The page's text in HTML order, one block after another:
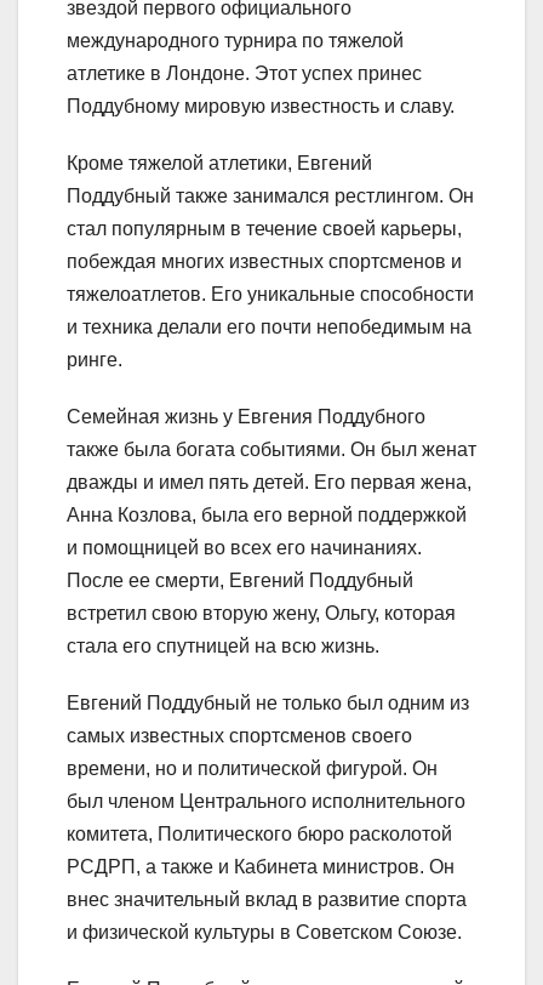
звездой первого официального
международного турнира по тяжелой
атлетике в Лондоне. Этот успех принес
Поддубному мировую известность и славу.
Кроме тяжелой атлетики, Евгений
Поддубный также занимался рестлингом. Он
стал популярным в течение своей карьеры,
побеждая многих известных спортсменов и
тяжелоатлетов. Его уникальные способности
и техника делали его почти непобедимым на
ринге.
Семейная жизнь у Евгения Поддубного
также была богата событиями. Он был женат
дважды и имел пять детей. Его первая жена,
Анна Козлова, была его верной поддержкой
и помощницей во всех его начинаниях.
После ее смерти, Евгений Поддубный
встретил свою вторую жену, Ольгу, которая
стала его спутницей на всю жизнь.
Евгений Поддубный не только был одним из
самых известных спортсменов своего
времени, но и политической фигурой. Он
был членом Центрального исполнительного
комитета, Политического бюро расколотой
РСДРП, а также и Кабинета министров. Он
внес значительный вклад в развитие спорта
и физической культуры в Советском Союзе.